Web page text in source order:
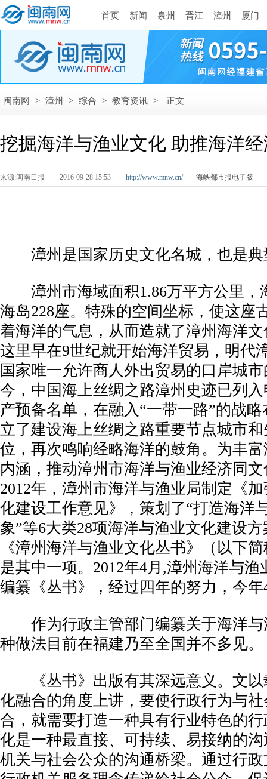
首页 新闻 泉州 晋江 漳州 厦门
闽南网 > 漳州 > 综合 > 教育资讯 > 正文
挖掘海洋与渔业文化 助推海洋
来源:闽南日报 2016-09-28 15:53 http://www.mnw.cn/ 海峡都市报电子版
漳州是国家历史文化名城，也是典
漳州市海域面积1.86万平方公里，
海岛228座。特殊的空间坐标，使这座
着海洋的气息，从而造就了漳州海洋
这里早在9世纪就开始海洋贸易，明代
国家唯一允许商人外出贸易的口岸城
今，中国海上丝绸之路漳州史迹已列
产预备名单，在融入“一带一路”的战
立了建设海上丝绸之路重要节点城市
位，再次鸣响经略海洋的鼓角。为丰
内涵，推动漳州市海洋与渔业经济同
2012年，漳州市海洋与渔业局制定《
化建设工作意见》，策划了“打造海洋
象”等6大类28项海洋与渔业文化建设
《漳州海洋与渔业文化丛书》（以下
是其中一项。2012年4月,漳州海洋与
编纂《丛书》，经过四年的努力，今
作为行政主管部门编纂关于海洋与
种做法目前在福建乃至全国并不多见。
《丛书》出版有其深远意义。文以
化融合的角度上讲，要使行政行为与
合，就需要打造一种具有行业特色的
化是一种最直接、可持续、易接纳的
机关与社会公众的沟通桥梁。通过行